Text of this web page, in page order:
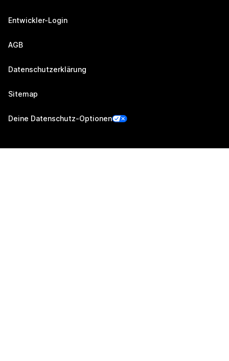
Entwickler-Login
AGB
Datenschutzerklärung
Sitemap
Deine Datenschutz-Optionen